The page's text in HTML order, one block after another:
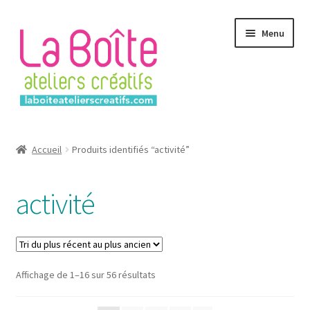
la
navigation
contenu
Menu
Login
Password Reset
Register
Accueil Produits identifiés “activité”
activité
Affichage de 1–16 sur 56 résultatsSorted